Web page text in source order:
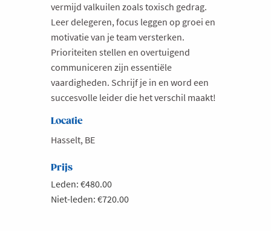
vermijd valkuilen zoals toxisch gedrag.
Leer delegeren, focus leggen op groei en
motivatie van je team versterken.
Prioriteiten stellen en overtuigend
communiceren zijn essentiële
vaardigheden. Schrijf je in en word een
succesvolle leider die het verschil maakt!
Locatie
Hasselt, BE
Prijs
Leden: €480.00
Niet-leden: €720.00